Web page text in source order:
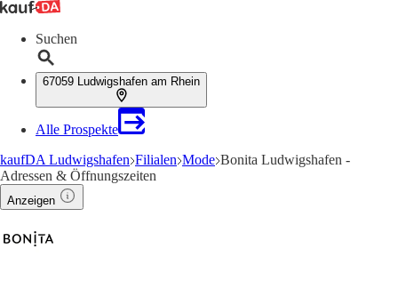
Suchen
67059 Ludwigshafen am Rhein
Alle Prospekte
kaufDA Ludwigshafen Filialen Mode Bonita Ludwigshafen -
Adressen & Öffnungszeiten
Anzeigen